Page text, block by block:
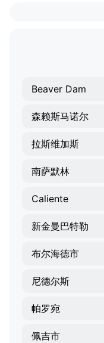
Beaver Dam
森赖斯马诺尔
拉斯维加斯
南萨默林
Caliente
新金曼巴特勒
布尔海德市
尼德尔斯
帕罗宛
佩吉市